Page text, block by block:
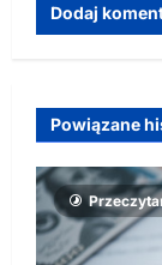
Powiązane